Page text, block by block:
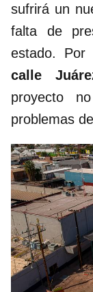
sufrirá un
falta de
estado. Por
calle
proyecto
problemas